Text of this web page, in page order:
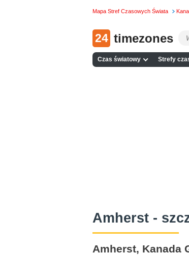
Mapa Stref Czasowych Świata
24 timezones
Czas światowy Strefy
Amherst -
Amherst, Kanada